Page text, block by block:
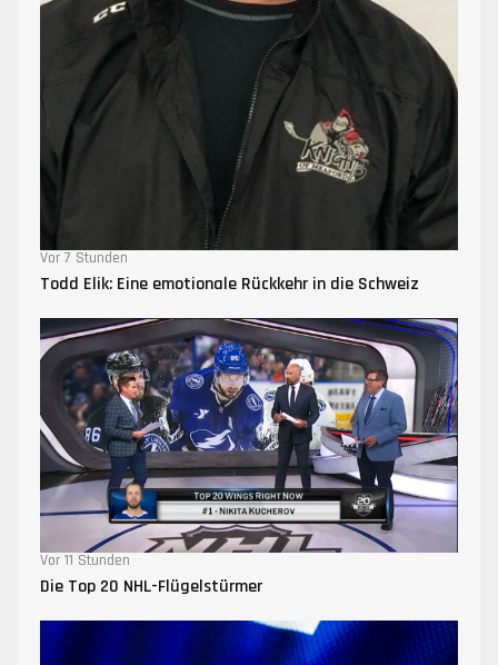
Vor 7 Stunden
Todd Elik: Eine emotionale Rückkehr in die Schweiz
Vor 11 Stunden
Die Top 20 NHL-Flügelstürmer